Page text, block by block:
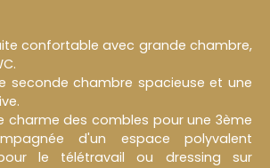
confortable avec grande chambre,
seconde chambre spacieuse et une
charme des combles pour une 3ème
d'un espace polyvalent
le télétravail ou dressing sur